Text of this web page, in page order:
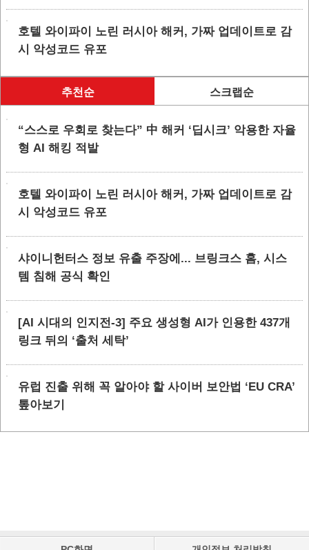
호텔 와이파이 노린 러시아 해커, 가짜 업데이트로 감
시 악성코드 유포
추천순 스크랩순
“스스로 우회로 찾는다” 中 해커 ‘딥시크’ 악용한 자율
형 AI 해킹 적발
호텔 와이파이 노린 러시아 해커, 가짜 업데이트로 감
시 악성코드 유포
샤이니헌터스 정보 유출 주장에... 브링크스 홈, 시스
템 침해 공식 확인
[AI 시대의 인지전-3] 주요 생성형 AI가 인용한 437개
링크 뒤의 ‘출처 세탁’
유럽 진출 위해 꼭 알아야 할 사이버 보안법 ‘EU CRA’
톺아보기